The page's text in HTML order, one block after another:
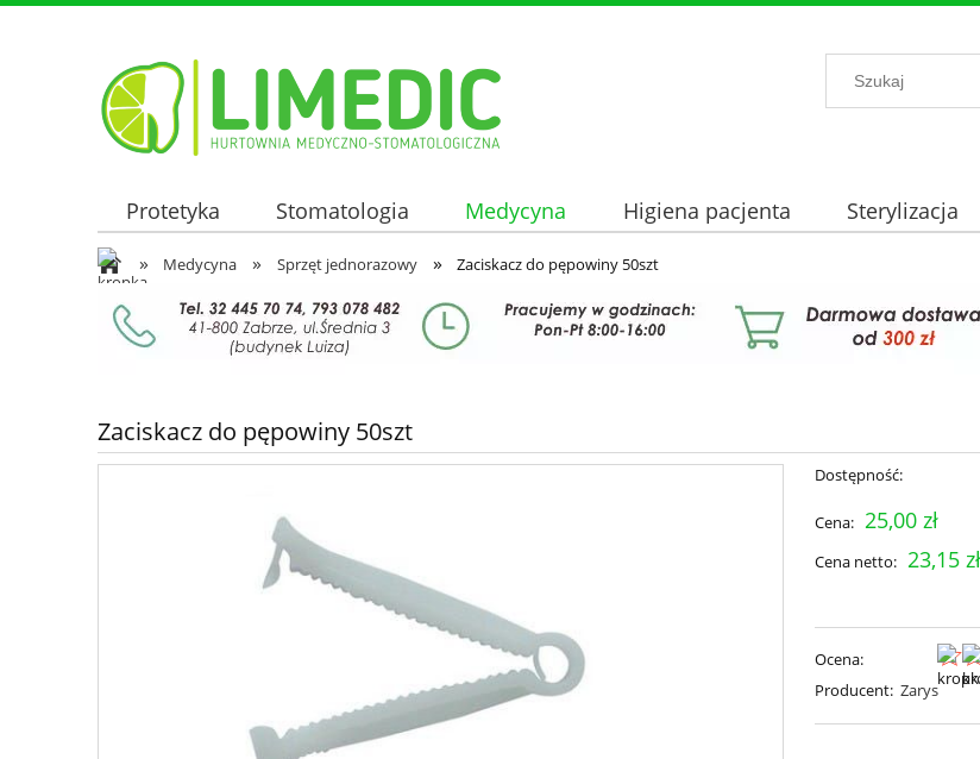
Protetyka Stomatologia Medycyna Higiena pacjenta Sterylizacja
Oferta hurtowa
» Medycyna » Sprzęt jednorazowy » Zaciskacz do pępowiny 50szt
Zaciskacz do pępowiny 50szt
Dostępność:
Cena: 25,00 zł
Cena netto: 23,15 zł
Ocena:
Producent: Zarys